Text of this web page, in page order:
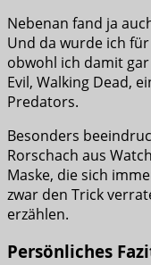
Nebenan fand ja
Und da wurde ich
obwohl ich damit
Evil, Walking Dead,
Predators.
Besonders
Rorschach aus
Maske, die sich
zwar den Trick
erzählen.
Persönliches